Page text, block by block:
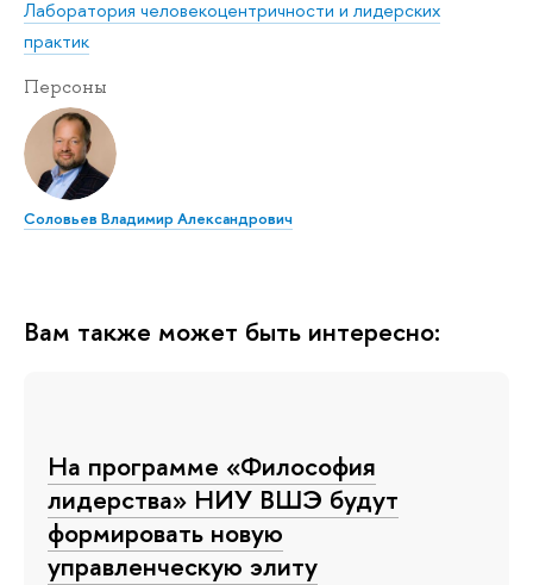
Лаборатория человекоцентричности и лидерских
практик
Персоны
Соловьев Владимир Александрович
Вам также может быть интересно:
На программе «Философия
лидерства» НИУ ВШЭ будут
формировать новую
управленческую элиту